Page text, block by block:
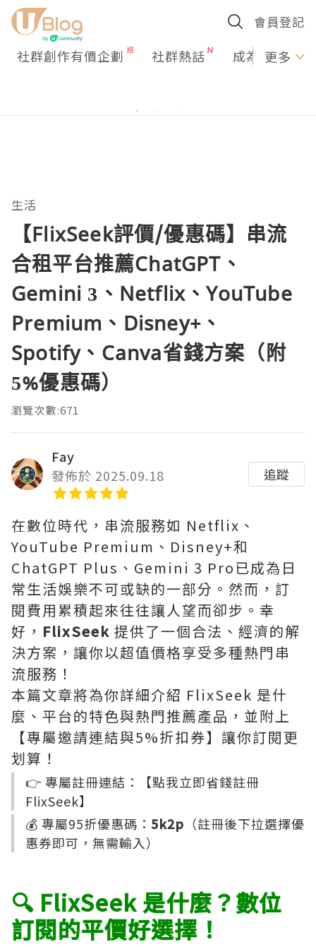
會員登記
社群創作有價企劃 社群熱話 成為U更多
生活
【FlixSeek評價/優惠碼】串流
合租平台推薦ChatGPT、
Gemini 3、Netflix、YouTube
Premium、Disney+、
Spotify、Canva省錢方案（附
5%優惠碼）
瀏覽次數:671
Fay
發佈於 2025.09.18
追蹤
在數位時代，串流服務如 Netflix、
YouTube Premium、Disney+和
ChatGPT Plus、Gemini 3 Pro已成為日
常生活娛樂不可或缺的一部分。然而，訂
閱費用累積起來往往讓人望而卻步。幸
好， FlixSeek 提供了一個合法、經濟的解
決方案，讓你以超值價格享受多種熱門串
流服務！
本篇文章將為你詳細介紹 FlixSeek 是什
麼、平台的特色與熱門推薦產品，並附上
【專屬邀請連結與5%折扣券】讓你訂閱更
划算！
👉 專屬註冊連結：【點我立即省錢註冊
FlixSeek】
💰 專屬95折優惠碼： 5k2p （註冊後下拉選擇優
惠券即可，無需輸入）
🔍 FlixSeek 是什麼？數位
訂閱的平價好選擇！